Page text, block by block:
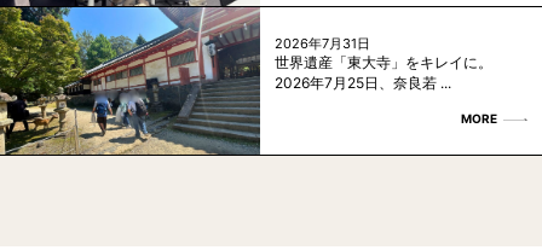
2026年7月31日
世界遺産「東大寺」をキレイに。
2026年7月25日、奈良若 ...
MORE